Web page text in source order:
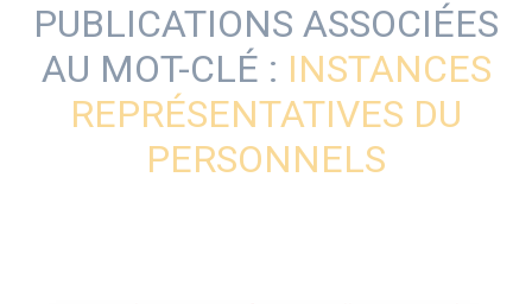
PUBLICATIONS ASSOCIÉES
AU MOT-CLÉ : INSTANCES
REPRÉSENTATIVES DU
PERSONNELS